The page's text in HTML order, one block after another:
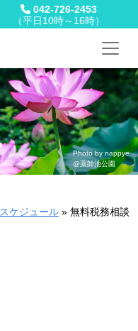
042-726-2453
（平日10時～16時）
Photo by nappye
@薬師池公園
スケジュール » 無料税務相談